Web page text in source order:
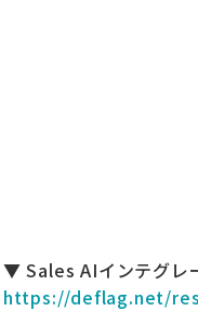
▼ Sales AIインテグレ
https://deflag.net/